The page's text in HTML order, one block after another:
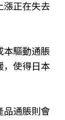
漲正在失去
本驅動通脹
，使得日本
品通脹則會